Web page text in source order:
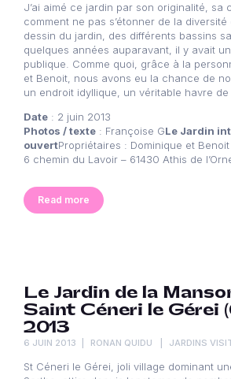
J’ai aimé ce jardin par son originalité, sa
comment ne pas s’étonner de la
dessin du jardin, des différents bassins
quelques années auparavant, il y avait
publique. Comme quoi, grâce à la
et Benoit, nous avons eu la chance de
un endroit idyllique, un véritable havre de
Date : 2 juin 2013
Photos / texte : Françoise GLe Jardin
ouvertPropriétaires : Dominique et
6 chemin du Lavoir – 61430 Athis de
Read more
Le Jardin de la
Saint Céneri le Gérei
2013
6 JUIN 2013 RONAN QUIDU JARDINS
St Céneri le Gérei, joli village dominant